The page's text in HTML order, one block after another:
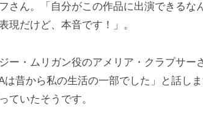
さん。「自分がこの作品に出演できる
現だけど、本音です！」。
ー・ムリガン役のアメリア・クラプサー
は昔から私の生活の一部でした」と話し
ていたそうです。